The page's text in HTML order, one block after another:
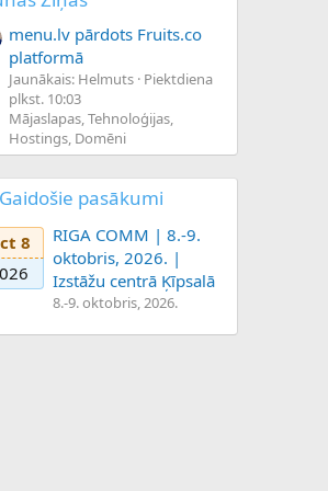
menu.lv pārdots Fruits.co
platformā
Jaunākais: Helmuts Piektdiena
plkst. 10:03
Mājaslapas, Tehnoloģijas,
Hostings, Domēni
Gaidošie pasākumi
8
RIGA COMM | 8.-9.
oktobris, 2026. |
Izstāžu centrā Ķīpsalā
8.-9. oktobris, 2026.